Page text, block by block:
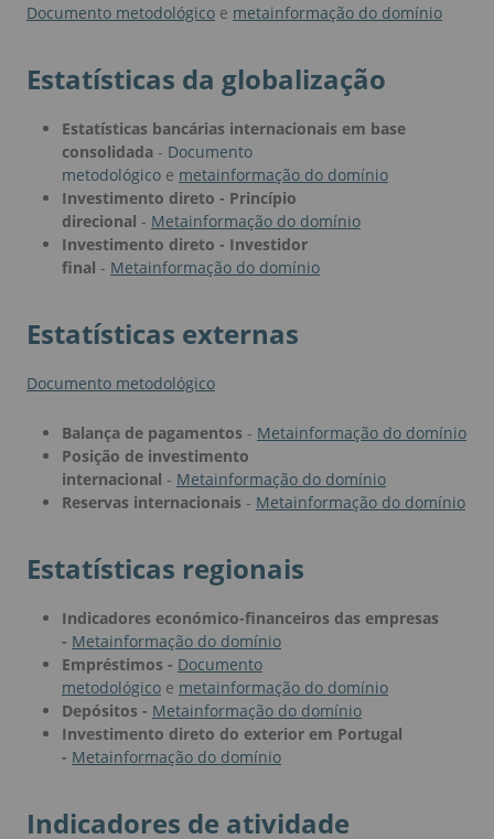
Documento metodológico e metainformação do domínio
Estatísticas da globalização
Estatísticas bancárias internacionais em base
consolidada - Documento
metodológico e metainformação do domínio
Investimento direto - Princípio
direcional - Metainformação do domínio
Investimento direto - Investidor
final - Metainformação do domínio
Estatísticas externas
Documento metodológico
Balança de pagamentos - Metainformação do domínio
Posição de investimento
internacional - Metainformação do domínio
Reservas internacionais - Metainformação do domínio
Estatísticas regionais
Indicadores económico-financeiros das empresas
- Metainformação do domínio
Empréstimos - Documento
metodológico e metainformação do domínio
Depósitos - Metainformação do domínio
Investimento direto do exterior em Portugal
- Metainformação do domínio
Indicadores de atividade